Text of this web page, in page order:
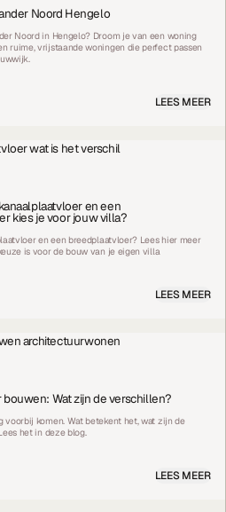
Noord Hengelo
Noord in Hengelo? Droom je van een woning
ruime, vrijstaande woningen die perfect passen
LEES MEER
en een
kies je voor jouw villa?
en een breedplaatvloer? Lees hier meer
is voor de bouw van je eigen villa
LEES MEER
Wat zijn de verschillen?
voorbij komen. Wat betekent het, wat zijn de
het in deze blog.
LEES MEER